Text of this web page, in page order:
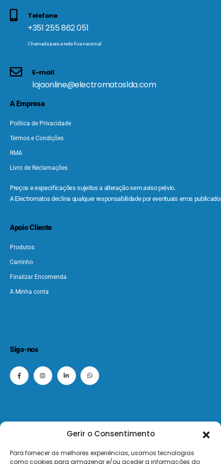
Gerir o Consentimento
Para fornecer as melhores experiências, usamos tecnologias
como cookies para armazenar e/ou aceder a informações do
Telefone
+351 255 862 051
Chamada para a rede fixa nacional
E-mail
lojaonline@electromatoslda.com
A Empresa
Política de Privacidade
Termos e Condições
RMA
Livro de Reclamações
Preços e especificações sujeitos a alteração sem aviso prévio.
A Electromatos declina qualquer responsabilidade por eventuais erros
Apoio Cliente
Produtos
Carrinho
Finalizar Encomenda
A Minha conta
Siga-nos